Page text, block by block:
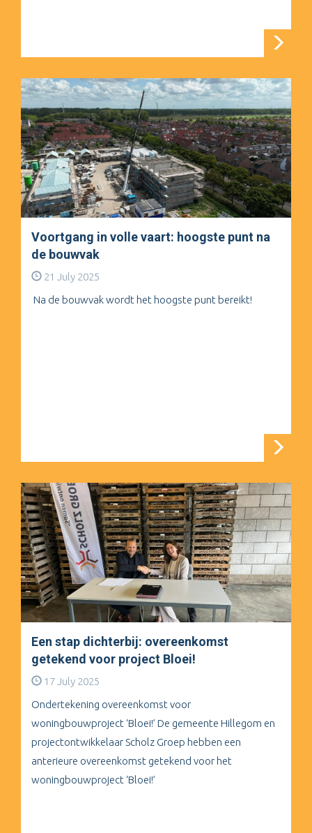
Voortgang in volle vaart: hoogste punt na
de bouwvak
21 July 2025
Na de bouwvak wordt het hoogste punt bereikt!
Een stap dichterbij: overeenkomst
getekend voor project Bloei!
17 July 2025
Ondertekening overeenkomst voor
woningbouwproject ‘Bloei!’ De gemeente Hillegom en
projectontwikkelaar Scholz Groep hebben een
anterieure overeenkomst getekend voor het
woningbouwproject ‘Bloei!’